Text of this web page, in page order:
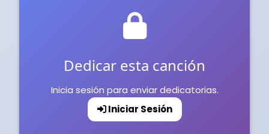
Dedicar esta canción
Inicia sesión para enviar dedicatorias.
Iniciar Sesión